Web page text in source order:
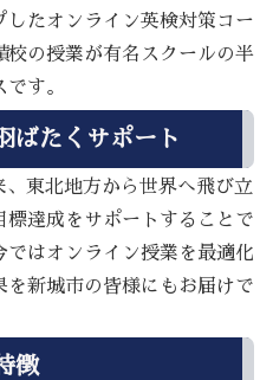
したオンライン英検対策コー
校の授業が有名スクールの半
す。
ばたくサポート
東北地方から世界へ飛び立
標達成をサポートすることで
はオンライン授業を最適化
を新城市の皆様にもお届けで
徴